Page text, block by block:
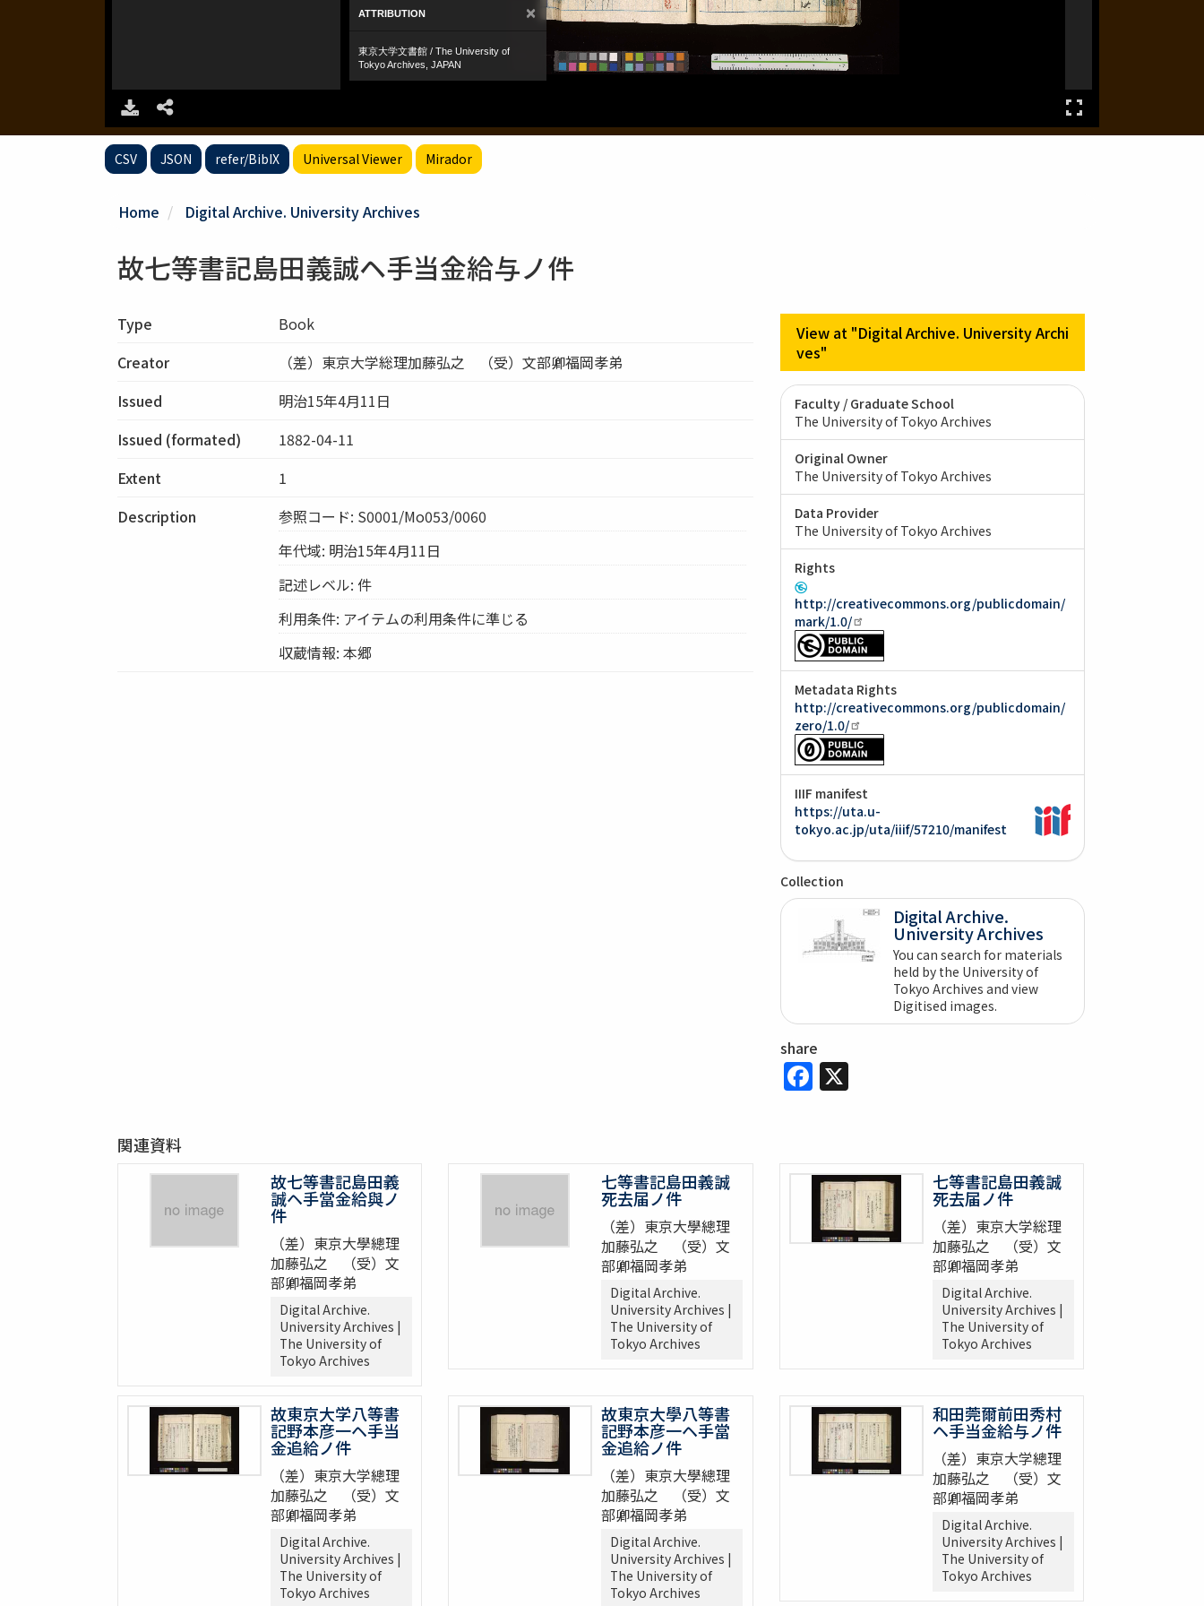
CSV JSON refer/BibIX Universal Viewer Mirador
Home Digital Archive. University Archives
故七等書記島田義誠ヘ手当金給与ノ件
Type
Book
Creator
（差）東京大学総理加藤弘之 （受）文部卿福岡孝弟
Issued
明治15年4月11日
Issued (formated)
1882-04-11
Extent
1
Description
参照コード: S0001/Mo053/0060
年代域: 明治15年4月11日
記述レベル: 件
利用条件: アイテムの利用条件に準じる
収蔵情報: 本郷
View at "Digital Archive. University Archi
ves"
Faculty / Graduate School
The University of Tokyo Archives
Original Owner
The University of Tokyo Archives
Data Provider
The University of Tokyo Archives
Rights
http://creativecommons.org/publicdomain/
mark/1.0/
Metadata Rights
http://creativecommons.org/publicdomain/
zero/1.0/
IIIF manifest
https://uta.u-
tokyo.ac.jp/uta/iiif/57210/manifest
Collection
Digital Archive.
University Archives
You can search for materials
held by the University of
Tokyo Archives and view
Digitised images.
share
Facebook
X
関連資料
故七等書記島田義
誠ヘ手當金給與ノ
件
（差）東京大學總理
加藤弘之 （受）文
部卿福岡孝弟
Digital Archive.
University Archives |
The University of
Tokyo Archives
七等書記島田義誠
死去届ノ件
（差）東京大學總理
加藤弘之 （受）文
部卿福岡孝弟
Digital Archive.
University Archives |
The University of
Tokyo Archives
七等書記島田義誠
死去届ノ件
（差）東京大学総理
加藤弘之 （受）文
部卿福岡孝弟
Digital Archive.
University Archives |
The University of
Tokyo Archives
故東京大学八等書
記野本彦一ヘ手当
金追給ノ件
（差）東京大学總理
加藤弘之 （受）文
部卿福岡孝弟
Digital Archive.
University Archives |
The University of
Tokyo Archives
故東京大學八等書
記野本彦一ヘ手當
金追給ノ件
（差）東京大學總理
加藤弘之 （受）文
部卿福岡孝弟
Digital Archive.
University Archives |
The University of
Tokyo Archives
和田莞爾前田秀村
ヘ手当金給与ノ件
（差）東京大学總理
加藤弘之 （受）文
部卿福岡孝弟
Digital Archive.
University Archives |
The University of
Tokyo Archives